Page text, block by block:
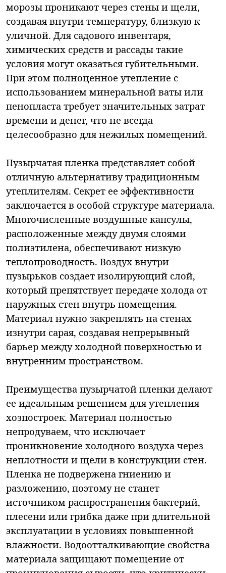
морозы проникают через стены и щели,
создавая внутри температуру, близкую к
уличной. Для садового инвентаря,
химических средств и рассады такие
условия могут оказаться губительными.
При этом полноценное утепление с
использованием минеральной ваты или
пенопласта требует значительных затрат
времени и денег, что не всегда
целесообразно для нежилых помещений.
Пузырчатая пленка представляет собой
отличную альтернативу традиционным
утеплителям. Секрет ее эффективности
заключается в особой структуре материала.
Многочисленные воздушные капсулы,
расположенные между двумя слоями
полиэтилена, обеспечивают низкую
теплопроводность. Воздух внутри
пузырьков создает изолирующий слой,
который препятствует передаче холода от
наружных стен внутрь помещения.
Материал нужно закреплять на стенах
изнутри сарая, создавая непрерывный
барьер между холодной поверхностью и
внутренним пространством.
Преимущества пузырчатой пленки делают
ее идеальным решением для утепления
хозпостроек. Материал полностью
непродуваем, что исключает
проникновение холодного воздуха через
неплотности и щели в конструкции стен.
Пленка не подвержена гниению и
разложению, поэтому не станет
источником распространения бактерий,
плесени или грибка даже при длительной
эксплуатации в условиях повышенной
влажности. Водоотталкивающие свойства
материала защищают помещение от